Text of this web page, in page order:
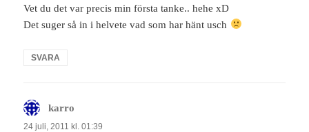
Vet du det var precis min första tanke.. hehe xD
Det suger så in i helvete vad som har hänt usch
SVARA
karro
24 juli, 2011 kl. 01:39